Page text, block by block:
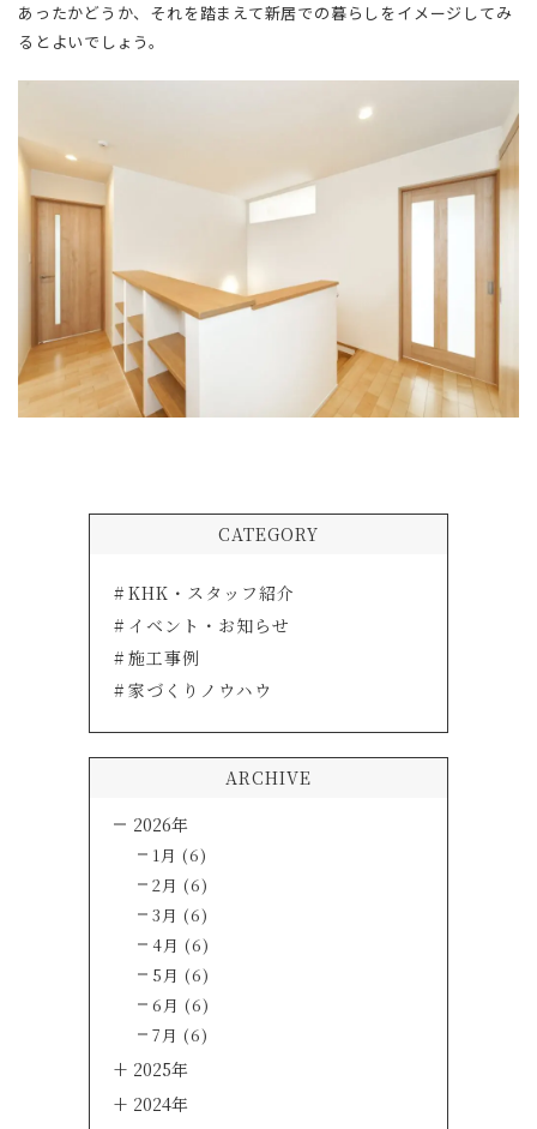
あったかどうか、それを踏まえて新居での暮らしをイメージしてみ
るとよいでしょう。
CATEGORY
KHK・スタッフ紹介
イベント・お知らせ
施工事例
家づくりノウハウ
ARCHIVE
2026年
1月 (6)
2月 (6)
3月 (6)
4月 (6)
5月 (6)
6月 (6)
7月 (6)
2025年
2024年